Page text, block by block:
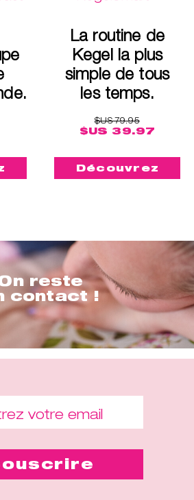
La routine de
Kegel la plus
simple de tous
les temps.
$US 79.95
$US 39.97
Découvrez
reste
contact !